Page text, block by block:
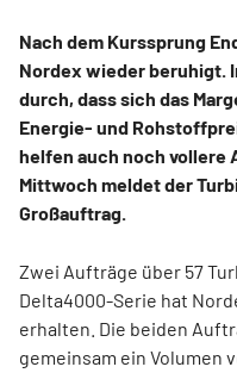
Nach dem Kurssprung
Nordex wieder beruhigt.
durch, dass sich das
Energie- und
helfen auch noch vollere
Mittwoch meldet der
Großauftrag.
Zwei Aufträge über 57
Delta4000-Serie hat
erhalten. Die beiden
gemeinsam ein Volumen